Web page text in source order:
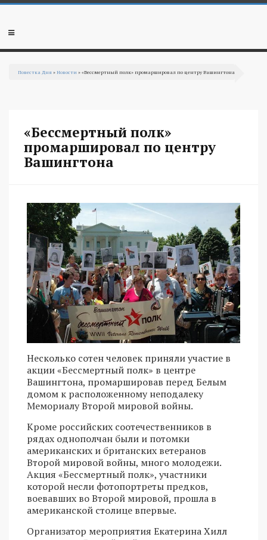
Перейти к основному содержанию
Мобильное
Повестка Дня »Новости » «Бессмертный полк» промаршировал по центру Вашингтона
«Бессмертный полк»
промаршировал по центру
Вашингтона
Несколько сотен человек приняли участие в
акции «Бессмертный полк» в центре
Вашингтона, промаршировав перед Белым
домом к расположенному неподалеку
Мемориалу Второй мировой войны.
Кроме российских соотечественников в
рядах однополчан были и потомки
американских и британских ветеранов
Второй мировой войны, много молодежи.
Акция «Бессмертный полк», участники
которой несли фотопортреты предков,
воевавших во Второй мировой, прошла в
американской столице впервые.
Организатор мероприятия Екатерина Хилл